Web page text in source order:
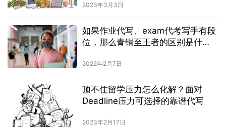
2023年3月3日
如果作业代写、exam代考写手有段
位，那么青铜至王者的区别是什
2022年2月7日
顶不住留学压力怎么化解？面对
Deadline压力可选择的靠谱代写
2023年2月17日